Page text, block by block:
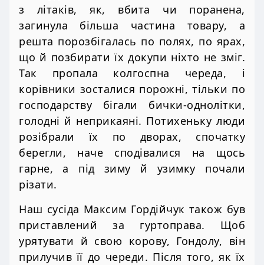
з літаків, як, вбита чи поранена,
загинула більша частина товару, а
решта порозбігалась по полях, по ярах,
що й позбирати їх докупи ніхто не зміг.
Так пропала колгоспна череда, і
корівники зосталися порожні, тільки по
господарству бігали бички-однолітки,
голодні й неприкаяні. Потихеньку люди
розібрали їх по дворах, спочатку
берегли, наче сподівалися на щось
гарне, а під зиму й узимку почали
різати.
Наш сусіда Максим Гордійчук також був
приставлений за гуртоправа. Щоб
урятувати й свою корову, Гондолу, він
прилучив її до череди. Після того, як їх